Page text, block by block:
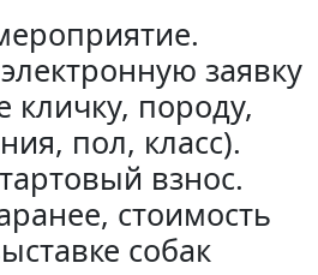
заявку
кличку, породу,
пол, класс).
взнос.
стоимость
собак